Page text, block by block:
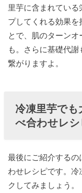
里芋に含まれてい
プしてくれる効果を
とで、肌のターン
も。さらに基礎代
繋がりますよ。
冷凍里芋でも
べ合わせレ
最後にご紹介する
わせレシピです。
クしてみましょう。